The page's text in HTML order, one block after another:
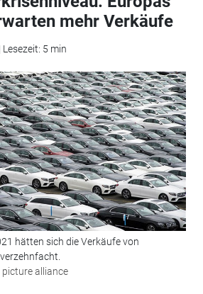
mehr Verkäufe
5 min
hätten sich die Verkäufe von
alliance